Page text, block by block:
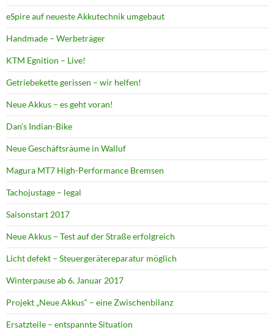
eSpire auf neueste Akkutechnik umgebaut
Handmade – Werbeträger
KTM Egnition – Live!
Getriebekette gerissen – wir helfen!
Neue Akkus – es geht voran!
Dan’s Indian-Bike
Neue Geschäftsräume in Walluf
Magura MT7 High-Performance Bremsen
Tachojustage – legal
Saisonstart 2017
Neue Akkus – Test auf der Straße erfolgreich
Licht defekt – Steuergerätereparatur möglich
Winterpause ab 6. Januar 2017
Projekt „Neue Akkus“ – eine Zwischenbilanz
Ersatzteile – entspannte Situation